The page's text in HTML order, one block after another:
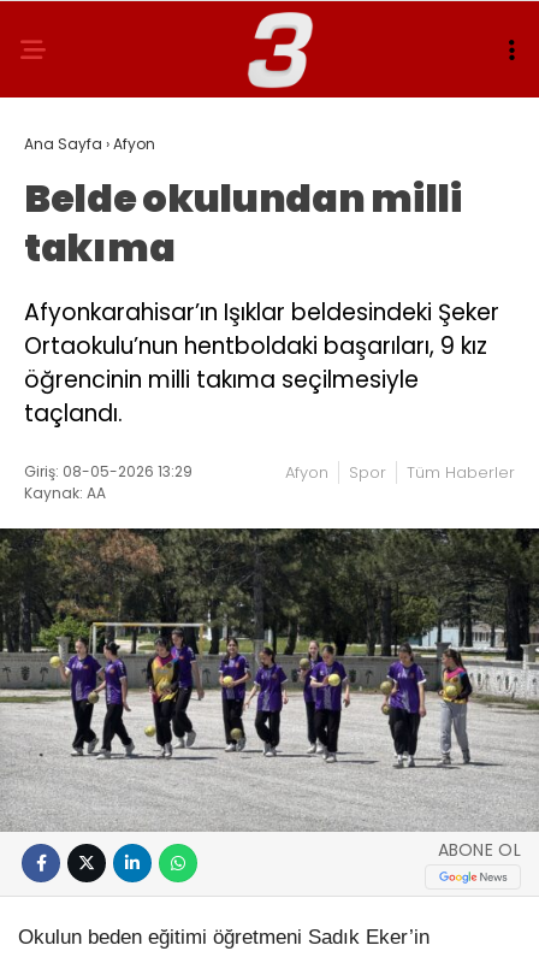
Ana Sayfa ›Afyon
Belde okulundan milli
takıma
Afyonkarahisar’ın Işıklar beldesindeki Şeker
Ortaokulu’nun hentboldaki başarıları, 9 kız
öğrencinin milli takıma seçilmesiyle
taçlandı.
Giriş: 08-05-2026 13:29
Kaynak: AA
Afyon Spor Tüm Haberler
ABONE OL
Okulun beden eğitimi öğretmeni Sadık Eker’in